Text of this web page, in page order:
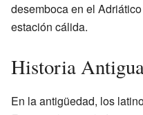
desemboca en el
estación cálida.
Historia
En la antigüedad, los